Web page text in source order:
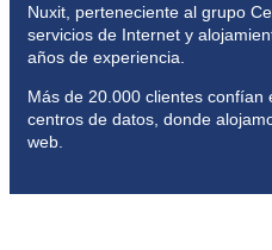
Nuxit, perteneciente al grupo
servicios de Internet y
años de experiencia.
Más de 20.000 clientes confían
centros de datos, donde
web.